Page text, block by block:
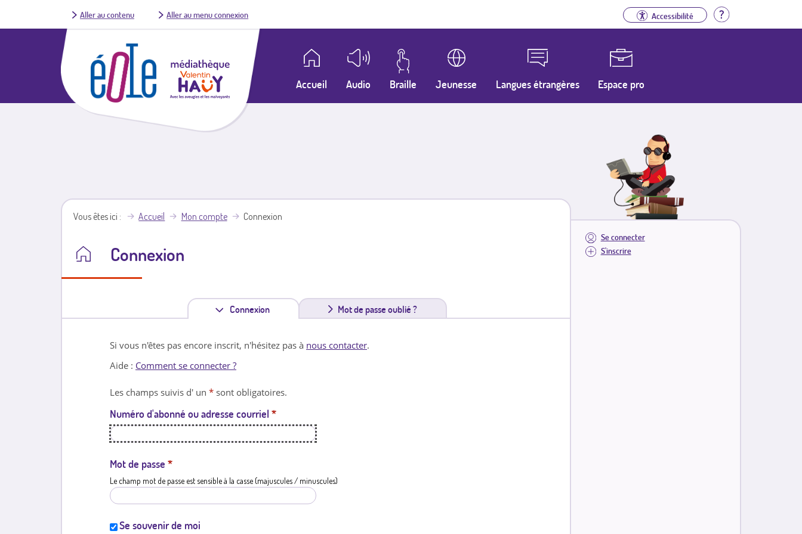
Aller au contenu Aller au menu connexion Accessibilité Aide
Accueil Audio Braille Jeunesse Langues étrangères Espace pro
Se connecter
S'inscrire
Vous êtes ici Accueil Mon compte Connexion
Connexion
Connexion
n
l
e
Mot de passe oublié ?
Si vous n'êtes pas encore inscrit, n'hésitez pas à nous contacter.
Aide : Comment se connecter ?
Les champs suivis d' un * sont obligatoires.
Numéro d'abonné ou adresse courriel *
Mot de passe *
Le champ mot de passe est sensible à la casse (majuscules / minuscules)
Se souvenir de moi